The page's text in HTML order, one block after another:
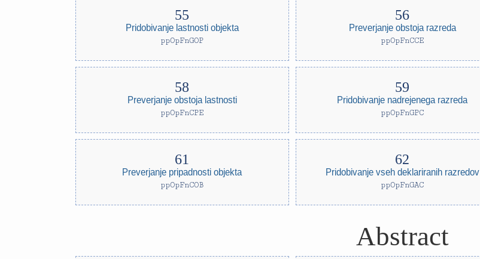
Pridobivanje lastnosti objekta
ppOpFnGOP
Preverjanje obstoja razreda
ppOpFnCCE
Preverjanje obstoja lastnosti
ppOpFnCPE
Pridobivanje nadrejenega razreda
ppOpFnGPC
Preverjanje pripadnosti objekta
ppOpFnCOB
Pridobivanje vseh deklariranih razredov
ppOpFnGAC
Abstract